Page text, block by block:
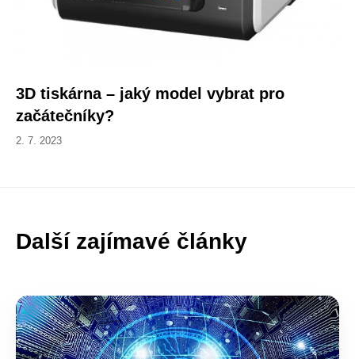
3D tiskárna – jaký model vybrat pro
začátečníky?
2. 7. 2023
Další zajímavé články